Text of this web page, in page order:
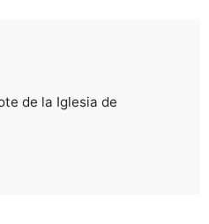
de la Iglesia de